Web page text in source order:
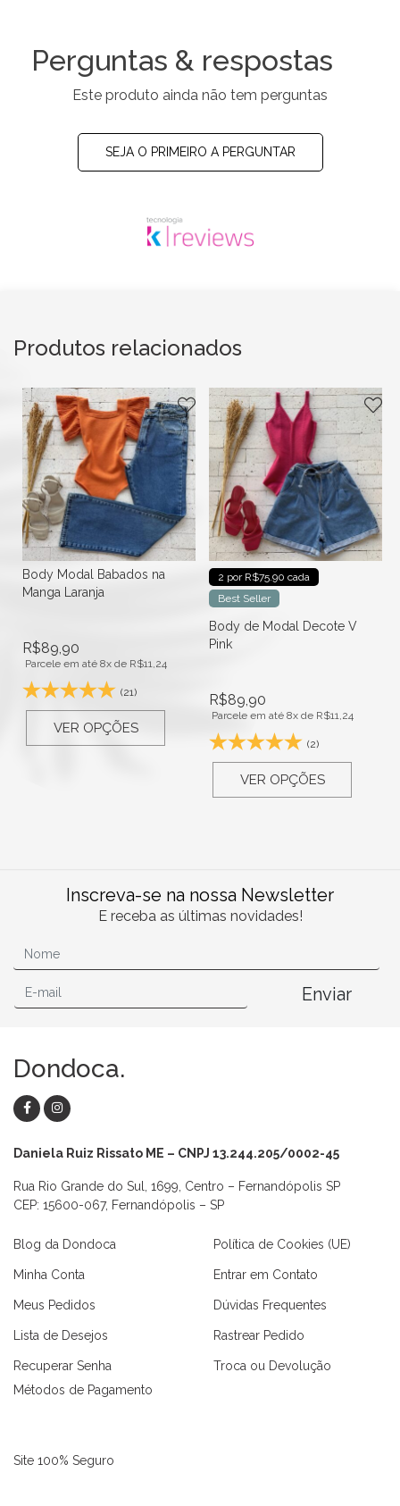
Perguntas & respostas
Este produto ainda não tem perguntas
SEJA O PRIMEIRO A PERGUNTAR
Produtos relacionados
Body Modal Babados na
Manga Laranja
R$89,90
Parcele em até 8x de R$11,24
(21)
VER OPÇÕES
2 por R$75.90 cada
Best Seller
Body de Modal Decote V
Pink
R$89,90
Parcele em até 8x de R$11,24
(2)
VER OPÇÕES
Inscreva-se na nossa Newsletter
E receba as últimas novidades!
Enviar
Dondoca.
Daniela Ruiz Rissato ME – CNPJ 13.244.205/0002-45
Rua Rio Grande do Sul, 1699, Centro – Fernandópolis SP
CEP: 15600-067, Fernandópolis – SP
Blog da Dondoca
Minha Conta
Meus Pedidos
Lista de Desejos
Recuperar Senha
Política de Cookies (UE)
Entrar em Contato
Dúvidas Frequentes
Rastrear Pedido
Troca ou Devolução
Métodos de Pagamento
Site 100% Seguro